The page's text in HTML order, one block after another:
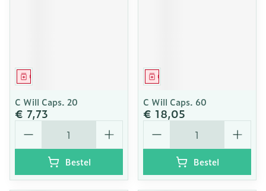
Geneesmiddel
C Will Caps. 20
€ 7,73
Aantal
Bestel
Geneesmiddel
C Will Caps. 60
€ 18,05
Aantal
Bestel